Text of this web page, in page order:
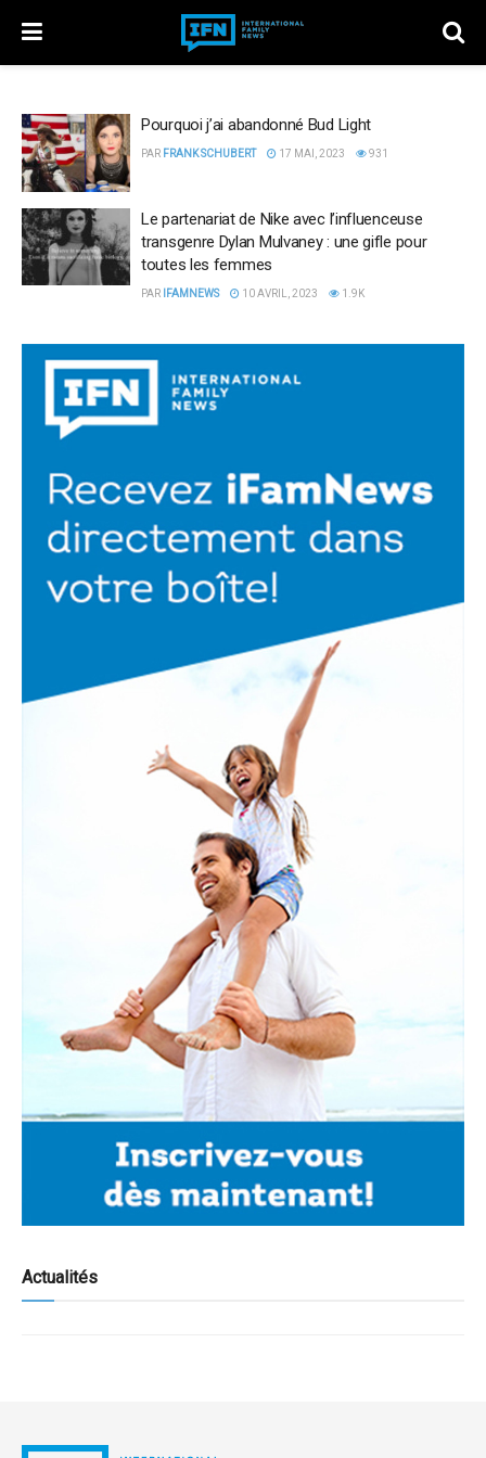
Pourquoi j’ai abandonné Bud Light
PAR FRANK SCHUBERT 17 MAI, 2023 931
Le partenariat de Nike avec l’influenceuse
transgenre Dylan Mulvaney : une gifle pour
toutes les femmes
PAR IFAMNEWS 10 AVRIL, 2023 1.9K
Actualités